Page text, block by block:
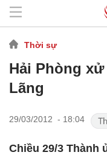
Thời sự
Hải Phòng
Lãng
29/03/2012 - 18:04
Chiều 29/3 Thành